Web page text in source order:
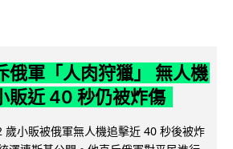
俄軍「人肉狩獵」 無人機
販近 40 秒仍被炸傷
歲小販被俄軍無人機追擊近 40 秒後被炸